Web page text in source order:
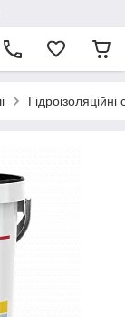
Гідроізоляційні